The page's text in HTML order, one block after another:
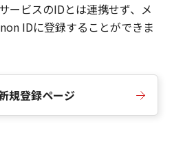
ービスのIDとは連携せず、メ
IDに登録することができま
規登録ページ